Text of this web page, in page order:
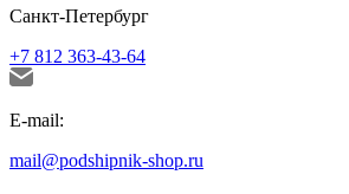
Санкт-Петербург
+7 812 363-43-64
E-mail:
mail@podshipnik-shop.ru